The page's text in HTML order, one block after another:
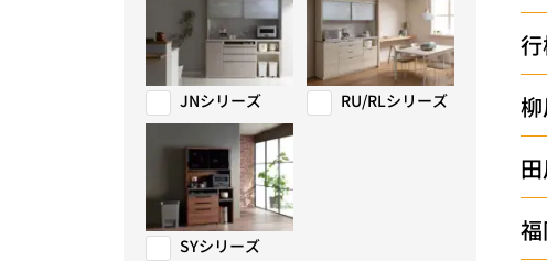
JNシリーズ RU/RLシリーズ
SYシリーズ